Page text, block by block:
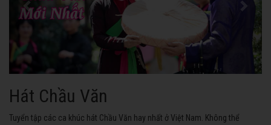
Hát Chầu Văn
Tuyển tập các ca khúc hát Chầu Văn hay nhất ở Việt Nam. Không thể